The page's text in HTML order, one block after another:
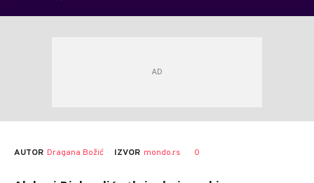
AUTOR Dragana Božić IZVOR mondo.rs 0